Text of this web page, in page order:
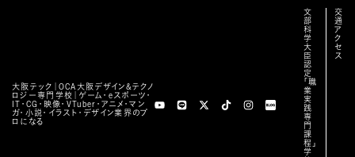
大阪テック｜OCA⼤阪デザイン&テクノ
ロジー専⾨学校｜ゲーム・eスポーツ・
IT・CG・映像・VTuber・アニメ・マン
ガ・小説・イラスト・デザイン業界のプ
ロになる
文
部
科
学
大
臣
認
定
「職
業
実
践
専
門
課
程」
学
交
通
ア
ク
セ
ス